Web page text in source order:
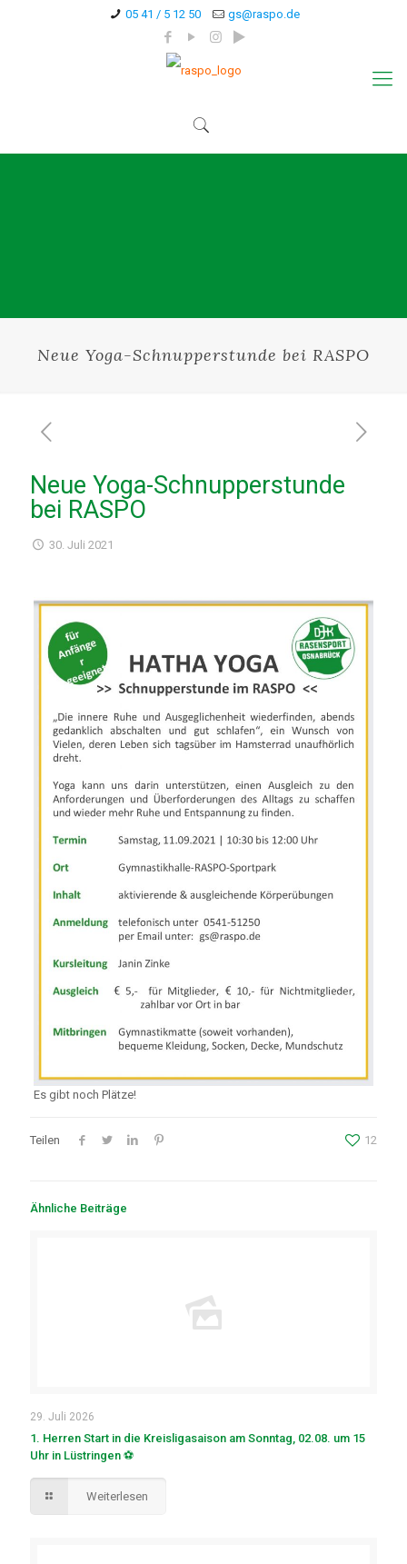
05 41 / 5 12 50 gs@raspo.de
Neue Yoga-Schnupperstunde bei RASPO
Neue Yoga-Schnupperstunde
bei RASPO
30. Juli 2021
Es gibt noch Plätze!
Teilen 12
Ähnliche Beiträge
29. Juli 2026
1. Herren Start in die Kreisligasaison am Sonntag, 02.08. um 15
Uhr in Lüstringen ⚽
Weiterlesen